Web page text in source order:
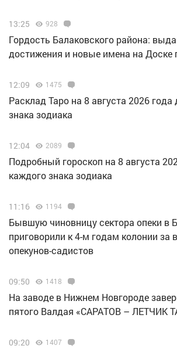
13:25 928
Гордость Балаковского района:
достижения и новые имена на Доске
12:09 1475
Расклад Таро на 8 августа 2026
знака зодиака
12:04 2089
Подробный гороскоп на 8 августа
каждого знака зодиака
11:16 1194
Бывшую чиновницу сектора опеки в
приговорили к 4-м годам колонии за
опекунов-садистов
09:50 1418
Н️а заводе в Нижнем Новгороде
пятого Валдая «САРАТОВ – ЛЕТЧИК
09:20 1407